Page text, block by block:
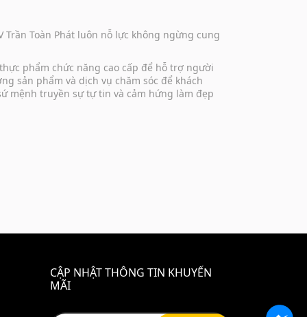
Toàn Phát luôn nỗ lực không ngừng cung
phẩm chức năng cao cấp để hỗ trợ người
sản phẩm và dịch vụ chăm sóc để khách
mệnh truyền sự tự tin và cảm hứng làm đẹp
CẬP NHẬT THÔNG TIN KHUYẾN
MÃI